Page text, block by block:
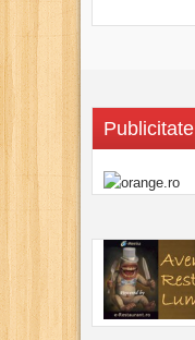
Publicitate